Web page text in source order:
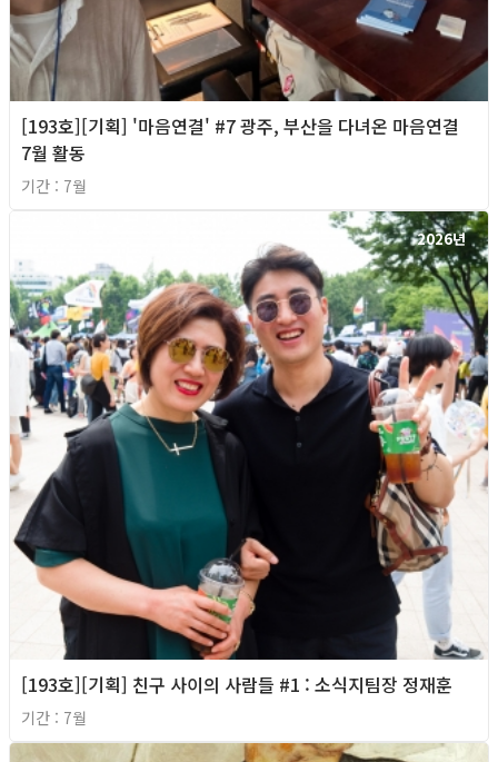
[193호][기획] '마음연결' #7 광주, 부산을 다녀온 마음연결
7월 활동
기간 : 7월
2026년
[193호][기획] 친구 사이의 사람들 #1 : 소식지팀장 정재훈
기간 : 7월